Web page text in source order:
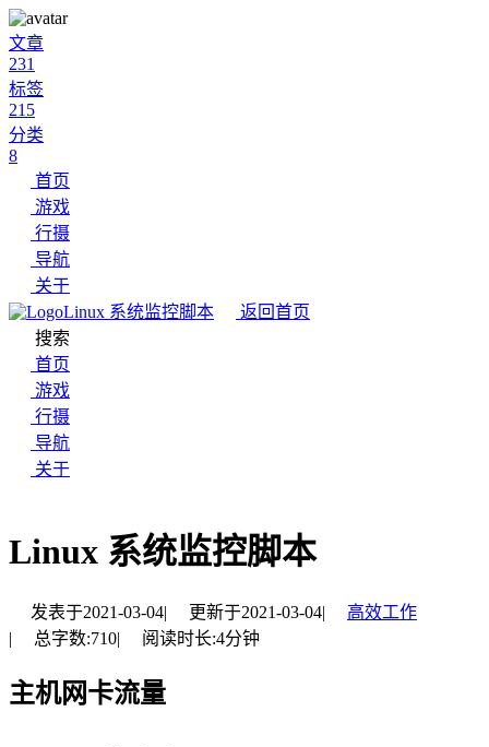
文章
231
标签
215
分类
8
首页
游戏
行摄
导航
关于
Linux 系统监控脚本
返回首页
搜索
首页
游戏
行摄
导航
关于
Linux 系统监控脚本
发表于2021-03-04| 更新于2021-03-04|
高效工作
|
总字数:710| 阅读时长:4分钟
主机网卡流量